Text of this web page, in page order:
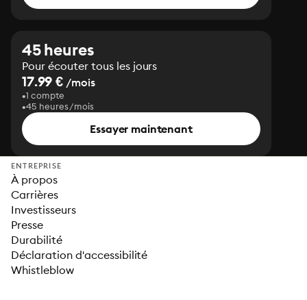
45 heures
Pour écouter tous les jours
17.99 € /mois
1 compte
45 heures/mois
Essayer maintenant
ENTREPRISE
À propos
Carrières
Investisseurs
Presse
Durabilité
Déclaration d'accessibilité
Whistleblow